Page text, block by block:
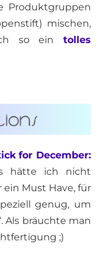
Produktgruppen
mischen,
so eintolles
for December:
hätte ich nicht
ein Must Have, für
genug, um
Als bräuchte man
;)